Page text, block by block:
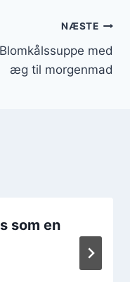
NÆSTE
Blomkålssuppe med
æg til morgenmad
som en